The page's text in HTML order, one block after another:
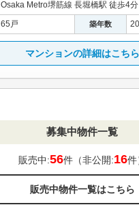
Osaka Metro堺筋線 長堀橋駅 徒歩4分
65戸 築年数
マンションの詳細はこちら
募集中物件一覧
販売中:56件（非公開:16件
販売中物件一覧はこちら